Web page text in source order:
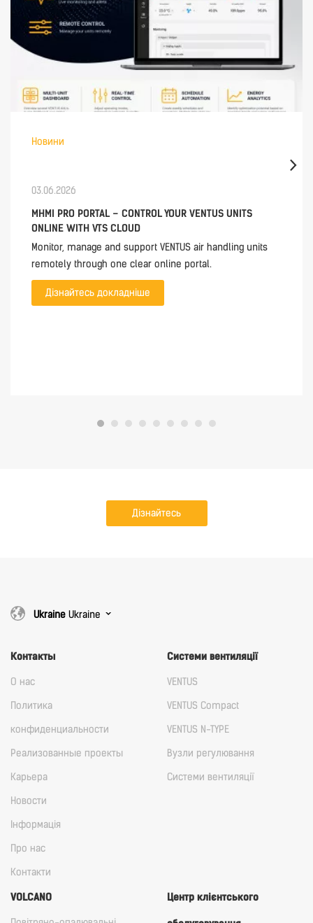
Новини
03.06.2026
MHMI PRO PORTAL – CONTROL YOUR VENTUS UNITS
ONLINE WITH VTS CLOUD
Monitor, manage and support VENTUS air handling units
remotely through one clear online portal.
Дізнайтесь докладніше
Дізнайтесь
Ukraine Ukraine
Контакты
О нас
Политика
конфиденциальности
Реализованные проекты
Карьера
Новости
Iнформація
Про нас
Контакти
Cистеми вентиляції
VENTUS
VENTUS Compact
VENTUS N-TYPE
Вузли регулювання
Cистеми вентиляції
VOLCANO Центр клієнтського